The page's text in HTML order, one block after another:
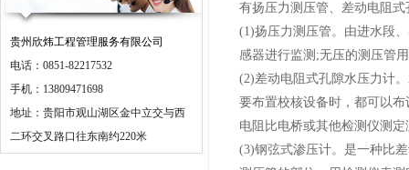
贵州欣炜工程管理服务有限公司
电话：0851-82217532
手机：13809471698
地址：贵阳市观山湖区金中立交与西
二环交叉路口往东南约220米
有扬压力测压管、差动电阻
(1)扬压力测压管。由进水段
感器进行监测;无压的测压管
(2)差动电阻式孔隙水压力计
要布置校核设备时，都可以
电阻比电桥或其他检测仪测
(3)钢弦式渗压计。是一种比